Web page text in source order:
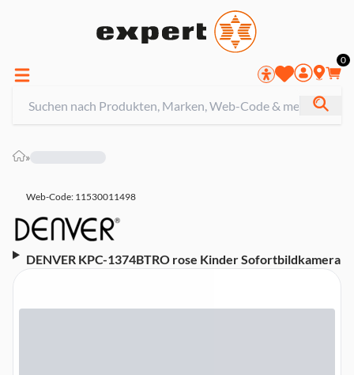
0
»
Web-Code: 11530011498
DENVER KPC-1374BTRO rose Kinder Sofortbildkamera